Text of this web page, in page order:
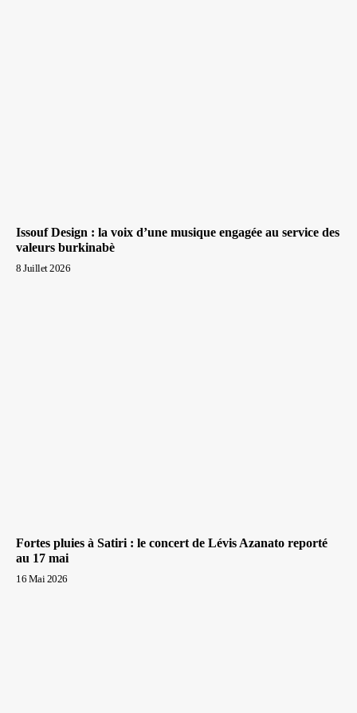
Issouf Design : la voix d’une musique engagée au service des
valeurs burkinabè
8 Juillet 2026
Fortes pluies à Satiri : le concert de Lévis Azanato reporté
au 17 mai
16 Mai 2026